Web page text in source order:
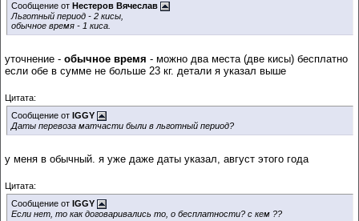
Сообщение от Нестеров Вячеслав
Льготный период - 2 кисы,
обычное время - 1 киса.
уточнение - обычное время - можно два места (две кисы) бесплатно
если обе в сумме не больше 23 кг. детали я указал выше
Цитата:
Сообщение от IGGY
Даты перевоза матчасти были в льготный период?
у меня в обычный. я уже даже даты указал, август этого года
Цитата:
Сообщение от IGGY
Если нет, то как договаривались то, о бесплатности? с кем ??